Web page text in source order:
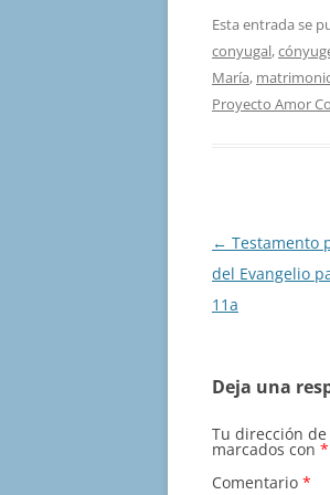
Esta entrada se
conyugal,
María,
Proyecto Amor
Navegación
de
entradas
← Testamento
del Evangelio
11a
Deja una
Tu dirección
marcados con *
Comentario *